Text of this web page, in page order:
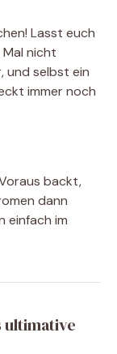
Lasst euch
nicht
und selbst ein
immer noch
backt,
dann
einfach im
ultimative